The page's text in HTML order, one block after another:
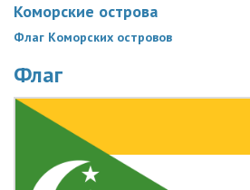
Коморские острова
Флаг Коморских островов
Флаг